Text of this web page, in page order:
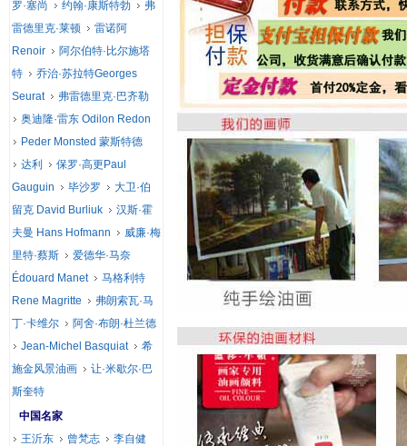
罗·塞尚
约翰·康斯特勃
弗
雷德里克·莱顿
雷诺阿
Renoir
阿尔伯特·比尔施塔
特
乔治·苏拉特Georges
Seurat
弗雷德里克·巴齐勒
奥迪隆·雷东 Odilon Redon
Peder Monsted 蒙斯特德
达利
保罗·高更Paul
Gauguin
毕沙罗
大卫·伯
留克 David Burliuk
汉斯·霍
夫曼 Hans Hofmann
威廉·梅
里特·蔡斯
爱德华·马奈
Édouard Manet
马格利特
Rene Magritte
弗朗索瓦·马
丁·卡维尔
阿舍·布朗·杜兰德
Jean-Michel Basquiat
希
施金风景油画
让·米歇尔·巴
斯奎特
中国名家
王沂东
曾梵志
李自健